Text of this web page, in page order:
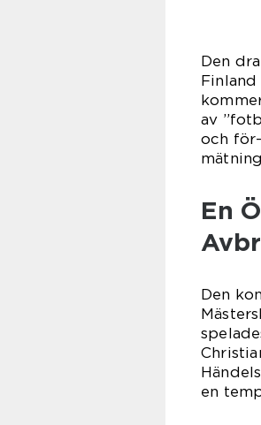
Den
av
och
En
Den
en